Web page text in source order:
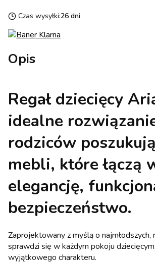
Czas wysyłki:26 dni
Opis
Regał dziecięcy
idealne
rodziców
mebli, które łączą
elegancję,
bezpieczeństwo.
Zaprojektowany z myślą o najmłodszych,
sprawdzi się w każdym pokoju
wyjątkowego charakteru.